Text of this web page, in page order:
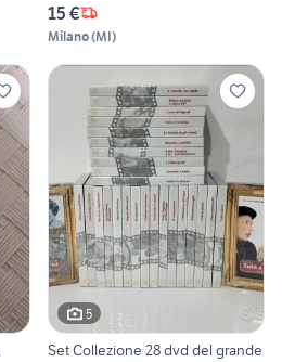
15 €
Milano(MI)
5
Set Collezione 28 dvd del grande